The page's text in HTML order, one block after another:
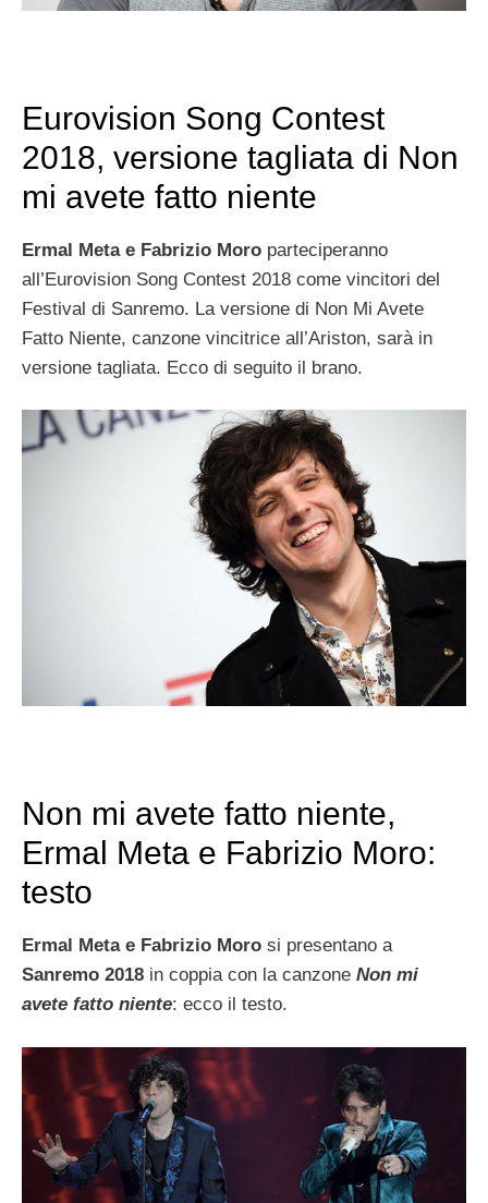
Eurovision Song Contest
2018, versione tagliata di Non
mi avete fatto niente
Ermal Meta e Fabrizio Moro parteciperanno
all’Eurovision Song Contest 2018 come vincitori del
Festival di Sanremo. La versione di Non Mi Avete
Fatto Niente, canzone vincitrice all’Ariston, sarà in
versione tagliata. Ecco di seguito il brano.
Non mi avete fatto niente,
Ermal Meta e Fabrizio Moro:
testo
Ermal Meta e Fabrizio Moro si presentano a
Sanremo 2018 in coppia con la canzone Non mi
avete fatto niente: ecco il testo.